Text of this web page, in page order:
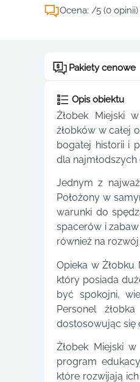
Ocena: /5 (0 opinii)
Pakiety cenowe
Opis obiektu
Żłobek Miejski
żłobków w całej
bogatej historii i
dla
Jednym z
Położony w
warunki do
spacerów i
również na
Opieka w
który posiada
być spokojni,
Personel
dostosowując się
Żłobek Miejski
program
które rozwijają